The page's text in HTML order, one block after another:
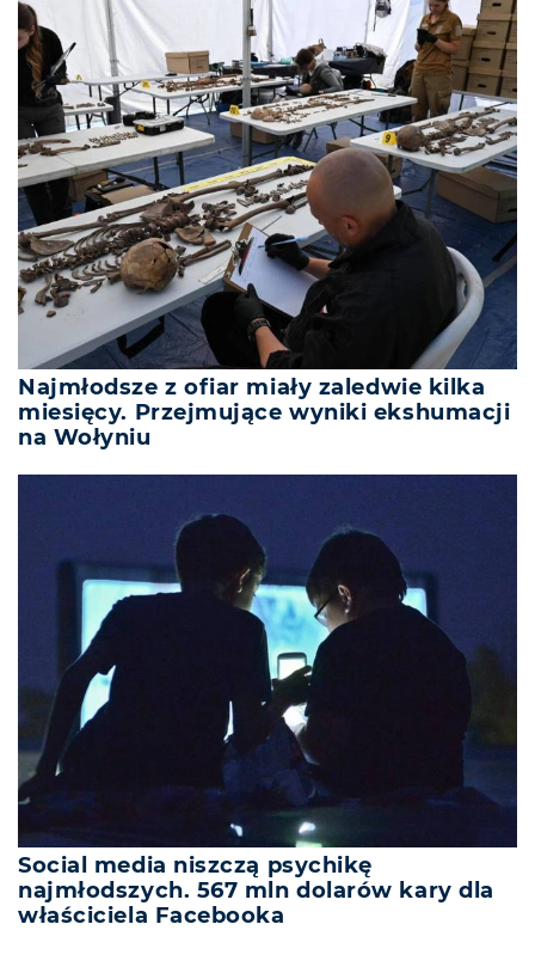
Najmłodsze z ofiar miały zaledwie kilka
miesięcy. Przejmujące wyniki ekshumacji
na Wołyniu
Social media niszczą psychikę
najmłodszych. 567 mln dolarów kary dla
właściciela Facebooka